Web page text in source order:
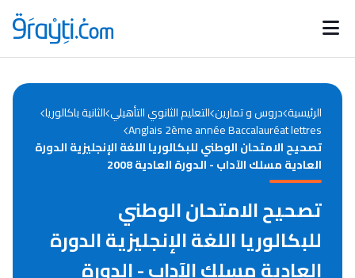
Catégories
d'actualités
Annonces bourses
الرئيسية دروس و تمارين التعليم الثانوي التأهيلي الثانية باكالوريا
Anglais 2ème année Baccalauréat lettres
تصحيح الامتحان الوطني للبكالوريا اللغة الإنجليزية الدورة
العادية مسلك الآداب - الدورة العادية 2008
تصحيح الامتحان الوطني
للبكالوريا اللغة الإنجليزية الدورة
العادية مسلك الآداب - الدورة